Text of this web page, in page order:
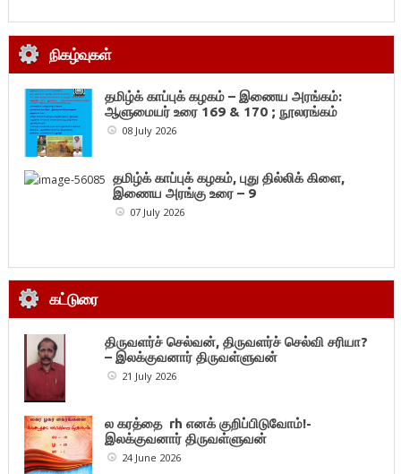
நிகழ்வுகள்
தமிழ்க் காப்புக் கழகம் – இணைய அரங்கம்:
ஆளுமையர் உரை 169 & 170 ; நூலரங்கம்
08 July 2026
தமிழ்க் காப்புக் கழகம், புது தில்லிக் கிளை,
இணைய அரங்கு உரை – 9
07 July 2026
கட்டுரை
திருவளர்ச் செல்வன், திருவளர்ச் செல்வி சரியா?
– இலக்குவனார் திருவள்ளுவன்
21 July 2026
ல கரத்தை rh எனக் குறிப்பிடுவோம்!-
இலக்குவனார் திருவள்ளுவன்
24 June 2026